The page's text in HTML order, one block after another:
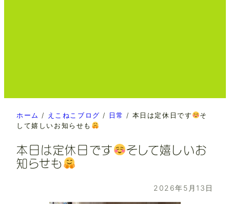
ホーム / えこねこブログ / 日常 / 本日は定休日です
そ
して嬉しいお知らせも
本日は定休日です
そして嬉しいお
知らせも
2026年5月13日